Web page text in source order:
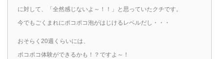
に対して、「全然感じないよ～！！」と思っていたクチです。
今でもごくまれにポコポコ泡がはじけるレベルだし・・・
おそらく20週くらいには、
ポコポコ体験ができるかも！？ですよ～！